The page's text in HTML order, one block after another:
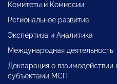
Комитеты и Комиссии
Региональное развитие
Экспертиза и Аналитика
Международная деятельность
Декларация о взаимодействии
субъектами МСП